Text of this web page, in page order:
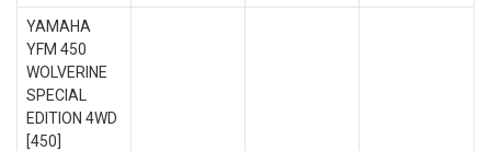
YAMAHA
YFM 450
WOLVERINE
SPECIAL
EDITION 4WD
[450]